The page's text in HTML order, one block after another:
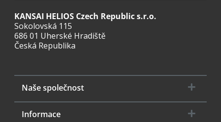
KANSAI HELIOS Czech Republic s.r.o.
Sokolovská 115
686 01 Uherské Hradiště
Česká Republika
Naše společnost
Informace